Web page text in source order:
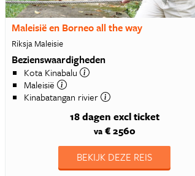
Maleisië en Borneo all the way
Riksja Maleisie
Bezienswaardigheden
Kota Kinabalu
Maleisië
Kinabatangan rivier
18 dagen excl ticket
va€ 2560
BEKIJK DEZE REIS